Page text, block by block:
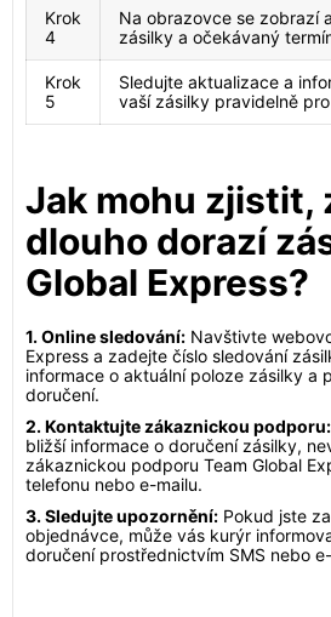
Krok
4
Na obrazovce se zobrazí
zásilky a očekávaný
Krok
5
Sledujte aktualizace a
vaší zásilky pravidelně
Jak mohu zjistit,
dlouho dorazí
Global Express?
1. Online sledování: Navštivte
Express a zadejte číslo sledování
informace o aktuální poloze zásilky a
doručení.
2. Kontaktujte zákaznickou podporu:
bližší informace o doručení zásilky,
zákaznickou podporu Team Global
telefonu nebo e-mailu.
3. Sledujte upozornění: Pokud jste
objednávce, může vás kurýr
doručení prostřednictvím SMS nebo